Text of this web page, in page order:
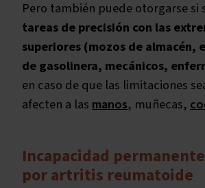
Pero también puede otorgarse si
tareas de precisión con las
superiores (mozos de almacén,
de gasolinera, mecánicos,
en caso de que las limitaciones
afecten a las manos, muñecas,
Incapacidad
por artritis reumatoide